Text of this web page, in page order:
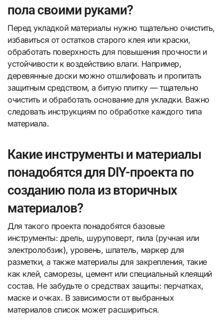
пола своими руками?
Перед укладкой материалы нужно тщательно очистить,
избавиться от остатков старого клея или краски,
обработать поверхность для повышения прочности и
устойчивости к воздействию влаги. Например,
деревянные доски можно отшлифовать и пропитать
защитным средством, а битую плитку — тщательно
очистить и обработать основание для укладки. Важно
следовать инструкциям по обработке каждого типа
материала.
Какие инструменты и материалы
понадобятся для DIY-проекта по
созданию пола из вторичных
материалов?
Для такого проекта понадобятся базовые
инструменты: дрель, шуруповерт, пила (ручная или
электролобзик), уровень, шпатель, маркер для
разметки, а также материалы для закрепления, такие
как клей, саморезы, цемент или специальный клеящий
состав. Не забудьте о средствах защиты: перчатках,
маске и очках. В зависимости от выбранных
материалов список может расшириться.